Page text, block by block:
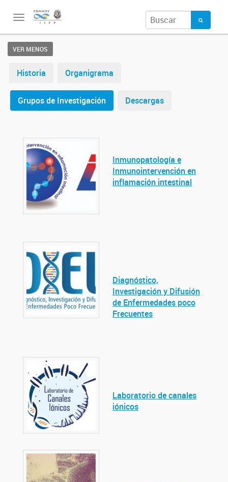
Toggle
VER MENOS
Historia Organigrama
Grupos de Investigación Descargas
Inmunopatología e
Inmunointervención en
inflamación intestinal
Diagnóstico,
Investigación y Difusión
de Enfermedades poco
Frecuentes
Laboratorio de canales
iónicos